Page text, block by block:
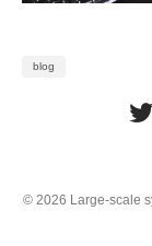
blog
© 2026 Large-scale